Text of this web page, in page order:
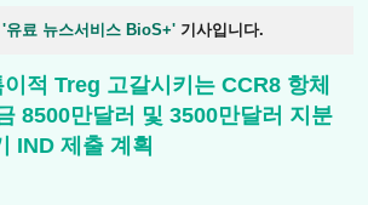
'유료 뉴스서비스 BioS+' 기사입니다.
적 Treg 고갈시키는 CCR8 항체
8500만달러 및 3500만달러 지분
IND 제출 계획